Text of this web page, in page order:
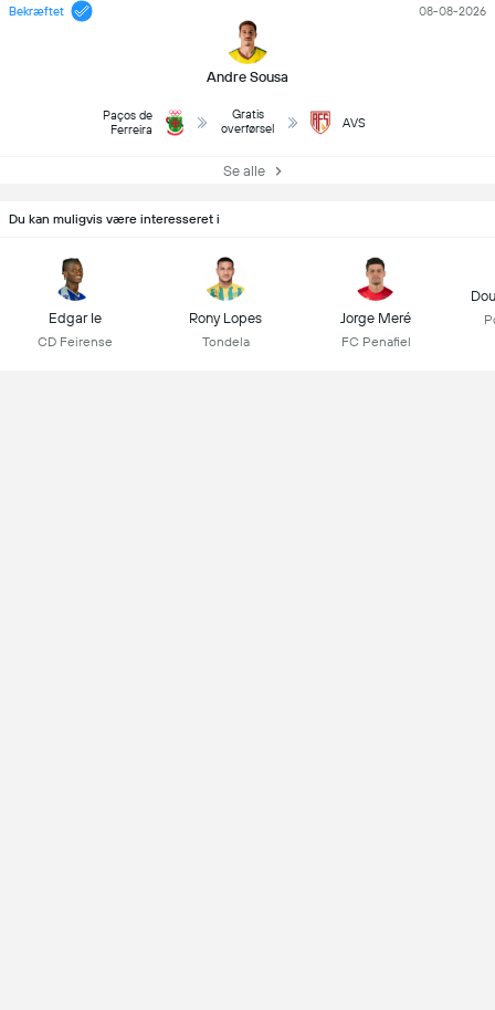
Bekræftet
Andre Sousa
08-08-2026
Paços de
Ferreira
Gratis
overførsel
AVS
Se alle
Du kan muligvis være interesseret i
Edgar Ie
CD Feirense
Rony Lopes
Tondela
Jorge Meré
FC Penafiel